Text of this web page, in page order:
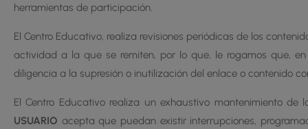
herramientas de participación.
El Centro Educativo, realiza revisiones periódicas de los
actividad a la que se remiten, por lo que, le rogamos que,
diligencia a la supresión o inutilización del enlace o contenido
El Centro Educativo realiza un exhaustivo mantenimiento
USUARIO acepta que puedan existir interrupciones,